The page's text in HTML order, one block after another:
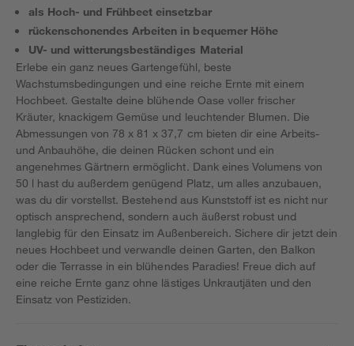
als Hoch- und Frühbeet einsetzbar
rückenschonendes Arbeiten in bequemer Höhe
UV- und witterungsbeständiges Material
Erlebe ein ganz neues Gartengefühl, beste
Wachstumsbedingungen und eine reiche Ernte mit einem
Hochbeet. Gestalte deine blühende Oase voller frischer
Kräuter, knackigem Gemüse und leuchtender Blumen. Die
Abmessungen von 78 x 81 x 37,7 cm bieten dir eine Arbeits-
und Anbauhöhe, die deinen Rücken schont und ein
angenehmes Gärtnern ermöglicht. Dank eines Volumens von
50 l hast du außerdem genügend Platz, um alles anzubauen,
was du dir vorstellst. Bestehend aus Kunststoff ist es nicht nur
optisch ansprechend, sondern auch äußerst robust und
langlebig für den Einsatz im Außenbereich. Sichere dir jetzt dein
neues Hochbeet und verwandle deinen Garten, den Balkon
oder die Terrasse in ein blühendes Paradies! Freue dich auf
eine reiche Ernte ganz ohne lästiges Unkrautjäten und den
Einsatz von Pestiziden.